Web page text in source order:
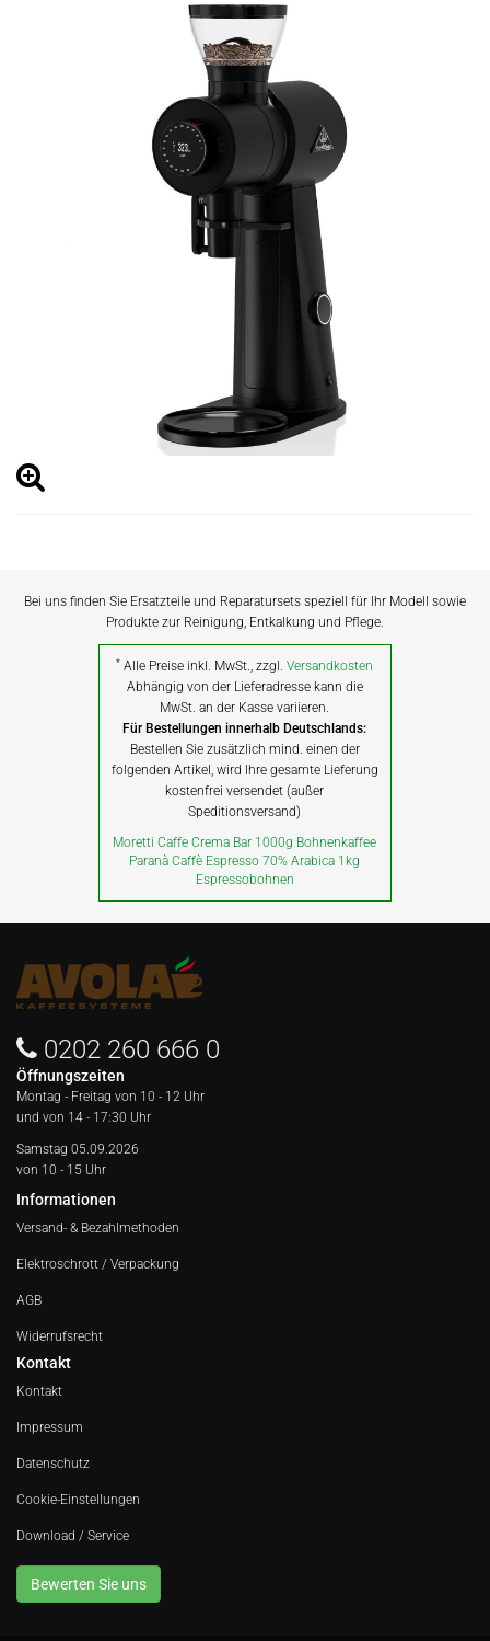
Bei uns finden Sie Ersatzteile und Reparatursets speziell für Ihr Modell sowie
Produkte zur Reinigung, Entkalkung und Pflege.
* Alle Preise inkl. MwSt., zzgl.Versandkosten
Abhängig von der Lieferadresse kann die
MwSt. an der Kasse variieren.
Für Bestellungen innerhalb Deutschlands:
Bestellen Sie zusätzlich mind. einen der
folgenden Artikel, wird Ihre gesamte Lieferung
kostenfrei versendet (außer
Speditionsversand)
Moretti Caffe Crema Bar 1000g Bohnenkaffee
Paranà Caffè Espresso 70% Arabica 1kg
Espressobohnen
0202 260 666 0
Öffnungszeiten
Montag - Freitag von 10 - 12 Uhr
und von 14 - 17:30 Uhr
Samstag 05.09.2026
von 10 - 15 Uhr
Informationen
Versand- & Bezahlmethoden
Elektroschrott / Verpackung
AGB
Widerrufsrecht
Kontakt
Kontakt
Impressum
Datenschutz
Cookie-Einstellungen
Download / Service
Bewerten Sie uns